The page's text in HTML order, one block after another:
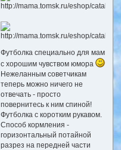
Футболка специально для мам
c хорошим чувством юмора
Нежеланным советчикам
теперь можно ничего не
отвечать - просто
повернитесь к ним спиной!
Футболка с коротким рукавом.
Способ кормления -
горизонтальный потайной
разрез на передней части